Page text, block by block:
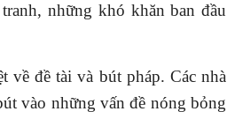
những khó khăn ban đầu
đề tài và bút pháp. Các nhà
vào những vấn đề nóng bỏng
Tạp chí Chư Yang Sin số 362 (tháng